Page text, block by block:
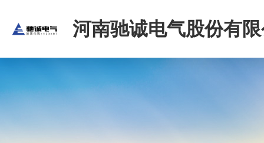
河南驰诚电气股份有